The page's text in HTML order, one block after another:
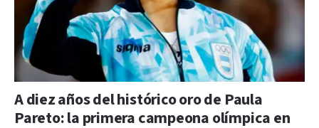
A diez años del histórico oro de Paula
Pareto: la primera campeona olímpica en